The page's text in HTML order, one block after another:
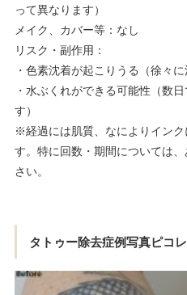
って異なります）
メイク、カバー等：なし
リスク・副作用：
・色素沈着が起こりうる（徐々に
・水ぶくれができる可能性（数
す）
※経過には肌質、なによりイン
す。特に回数・期間については
さい。
タトゥー除去症例写真ピコ